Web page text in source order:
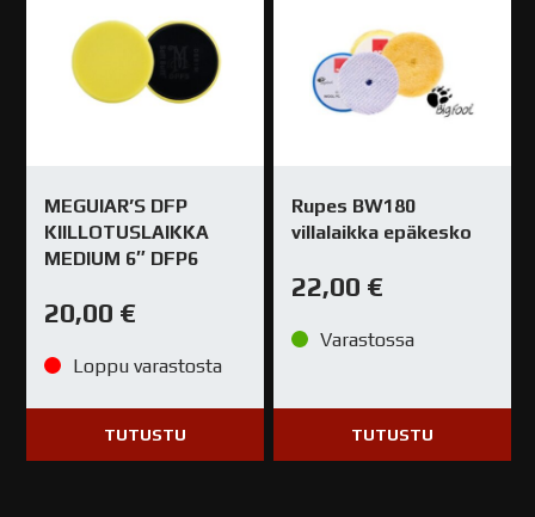
MEGUIAR’S DFP
KIILLOTUSLAIKKA
MEDIUM 6″ DFP6
20,00 €
Loppu varastosta
TUTUSTU
Rupes BW180
villalaikka epäkesko
22,00 €
Varastossa
TUTUSTU